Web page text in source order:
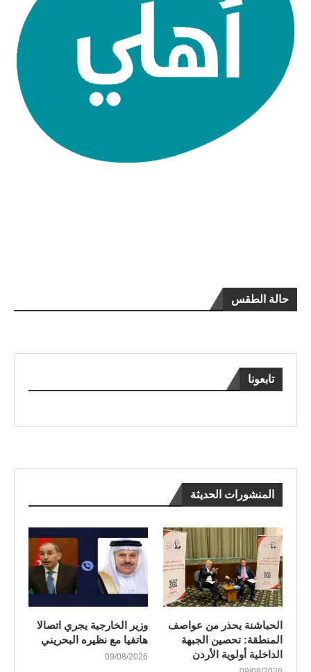
حالة الطقس
تابعونا
المنشورات الحديثة
الحباشنة يحذر من عواصف
المنطقة: تحصين الجبهة
الداخلية أولوية الأردن
وزير الخارجية يجري اتصالا
هاتفيا مع نظيره البحريني
09/08/2026